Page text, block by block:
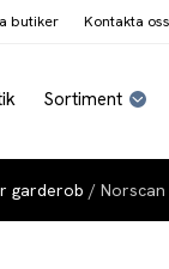
Sortiment
butiker Kontakta oss
garderob /